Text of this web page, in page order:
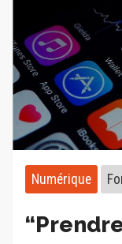
Numérique